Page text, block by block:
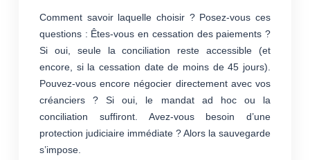
Comment savoir laquelle choisir ? Posez-vous ces
questions : Êtes-vous en cessation des paiements ?
Si oui, seule la conciliation reste accessible (et
encore, si la cessation date de moins de 45 jours).
Pouvez-vous encore négocier directement avec vos
créanciers ? Si oui, le mandat ad hoc ou la
conciliation suffiront. Avez-vous besoin d’une
protection judiciaire immédiate ? Alors la sauvegarde
s’impose.